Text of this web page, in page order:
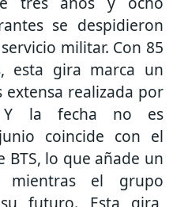
se despidieron
militar. Con 85
esta gira marca un
realizada por
Y la fecha no es
coincide con el
lo que añade un
mientras el grupo
futuro. Esta gira,